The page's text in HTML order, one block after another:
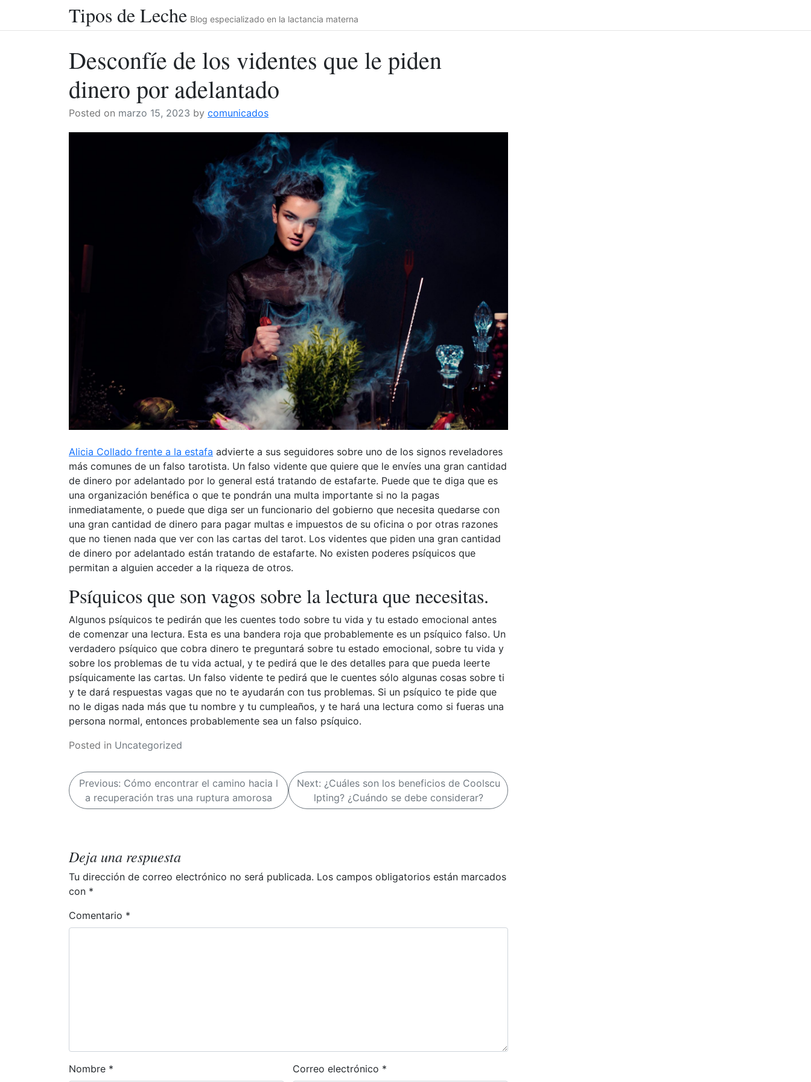
Tipos de Leche Blog especializado en la lactancia materna
Desconfíe de los videntes que le piden
dinero por adelantado
Posted on marzo 15, 2023 by comunicados
Alicia Collado frente a la estafa advierte a sus seguidores sobre uno de los signos reveladores
más comunes de un falso tarotista. Un falso vidente que quiere que le envíes una gran cantidad
de dinero por adelantado por lo general está tratando de estafarte. Puede que te diga que es
una organización benéfica o que te pondrán una multa importante si no la pagas
inmediatamente, o puede que diga ser un funcionario del gobierno que necesita quedarse con
una gran cantidad de dinero para pagar multas e impuestos de su oficina o por otras razones
que no tienen nada que ver con las cartas del tarot. Los videntes que piden una gran cantidad
de dinero por adelantado están tratando de estafarte. No existen poderes psíquicos que
permitan a alguien acceder a la riqueza de otros.
Psíquicos que son vagos sobre la lectura que necesitas.
Algunos psíquicos te pedirán que les cuentes todo sobre tu vida y tu estado emocional antes
de comenzar una lectura. Esta es una bandera roja que probablemente es un psíquico falso. Un
verdadero psíquico que cobra dinero te preguntará sobre tu estado emocional, sobre tu vida y
sobre los problemas de tu vida actual, y te pedirá que le des detalles para que pueda leerte
psíquicamente las cartas. Un falso vidente te pedirá que le cuentes sólo algunas cosas sobre ti
y te dará respuestas vagas que no te ayudarán con tus problemas. Si un psíquico te pide que
no le digas nada más que tu nombre y tu cumpleaños, y te hará una lectura como si fueras una
persona normal, entonces probablemente sea un falso psíquico.
Posted in Uncategorized
N
a
e
g
a
c
e
Previous: Cómo encontrar el camino hacia l
a recuperación tras una ruptura amorosa
Next: ¿Cuáles son los beneficios de Coolscu
lpting? ¿Cuándo se debe considerar?
Deja una respuesta
Tu dirección de correo electrónico no será publicada. Los campos obligatorios están marcados
con *
Comentario *
Nombre * Correo electrónico *